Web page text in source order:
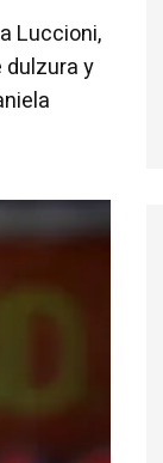
Luccioni,
dulzura y